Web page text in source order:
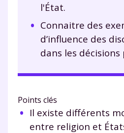
l'État.
Connaitre des
d’influence des
dans les
Points clés
Il existe différents
entre religion et